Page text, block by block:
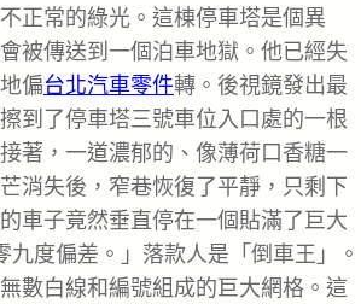
正常的綠光。這棟停車塔是個異
被傳送到一個泊車地獄。他已經失
偏台北汽車零件轉。後視鏡發出最
到了停車塔三號車位入口處的一根
著，一道濃郁的、像薄荷口香糖一
消失後，窄巷恢復了平靜，只剩下
車子竟然垂直停在一個貼滿了巨大
度偏差。」落款人是「倒車王」。
數白線和編號組成的巨大網格。這